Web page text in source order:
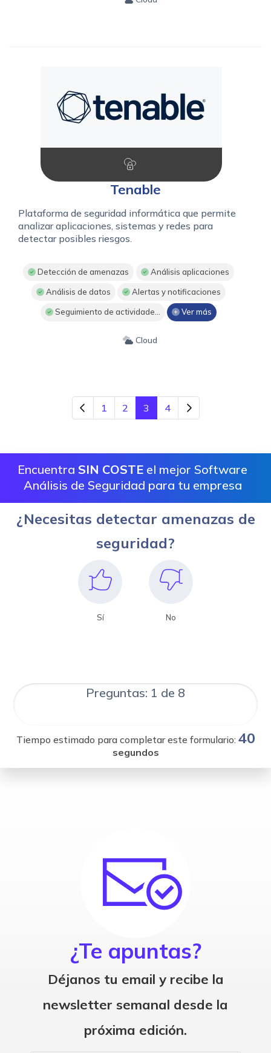
Tenable
Plataforma de seguridad informática que permite
analizar aplicaciones, sistemas y redes para
detectar posibles riesgos.
Detección de amenazas Análisis aplicaciones
Análisis de datos Alertas y notificaciones
Seguimiento de actividade... Ver más
Cloud
1 2 3 4
Encuentra SIN COSTE el mejor Software
Análisis de Seguridad para tu empresa
¿Necesitas detectar amenazas de
seguridad?
Sí No
Preguntas: 1 de 8
Tiempo estimado para completar este formulario: 40
segundos
¿Te apuntas?
Déjanos tu email y recibe la
newsletter semanal desde la
próxima edición.